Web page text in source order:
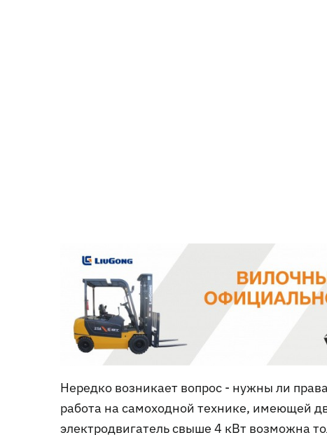
Нередко возникает вопрос - нужны ли
работа на самоходной технике, имеющей
электродвигатель свыше 4 кВт возможна